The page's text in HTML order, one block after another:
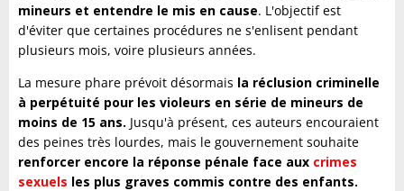
mineurs et entendre le mis en cause. L'objectif est
d'éviter que certaines procédures ne s'enlisent pendant
plusieurs mois, voire plusieurs années.
La mesure phare prévoit désormais la réclusion criminelle
à perpétuité pour les violeurs en série de mineurs de
moins de 15 ans. Jusqu'à présent, ces auteurs encouraient
des peines très lourdes, mais le gouvernement souhaite
renforcer encore la réponse pénale face aux crimes
sexuels les plus graves commis contre des enfants.